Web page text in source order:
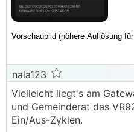
nala123
Vielleicht liegt's am
und Gemeinderat das
Ein/Aus-Zyklen.